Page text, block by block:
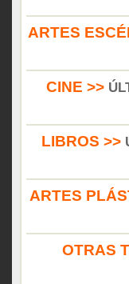
ARTES
CINE >>
LIBROS >>
ARTES
OTRAS